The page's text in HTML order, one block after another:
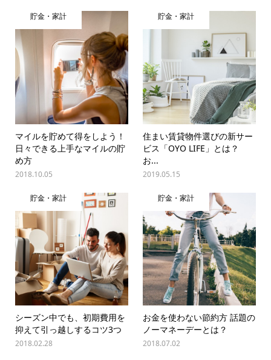
貯金・家計
マイルを貯めて得をしよう！
日々できる上手なマイルの貯
め方
2018.10.05
貯金・家計
住まい賃貸物件選びの新サー
ビス「OYO LIFE」とは？
お...
2019.05.15
貯金・家計
シーズン中でも、初期費用を
抑えて引っ越しするコツ3つ
2018.02.28
貯金・家計
お金を使わない節約方 話題の
ノーマネーデーとは？
2018.07.02